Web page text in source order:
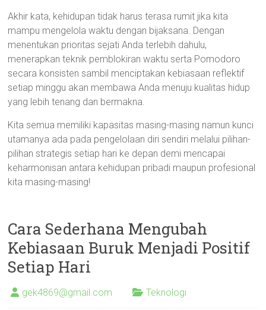
Akhir kata, kehidupan tidak harus terasa rumit jika kita
mampu mengelola waktu dengan bijaksana. Dengan
menentukan prioritas sejati Anda terlebih dahulu,
menerapkan teknik pemblokiran waktu serta Pomodoro
secara konsisten sambil menciptakan kebiasaan reflektif
setiap minggu akan membawa Anda menuju kualitas hidup
yang lebih tenang dan bermakna.
Kita semua memiliki kapasitas masing-masing namun kunci
utamanya ada pada pengelolaan diri sendiri melalui pilihan-
pilihan strategis setiap hari ke depan demi mencapai
keharmonisan antara kehidupan pribadi maupun profesional
kita masing-masing!
Cara Sederhana Mengubah
Kebiasaan Buruk Menjadi Positif
Setiap Hari
gek4869@gmail.com Teknologi